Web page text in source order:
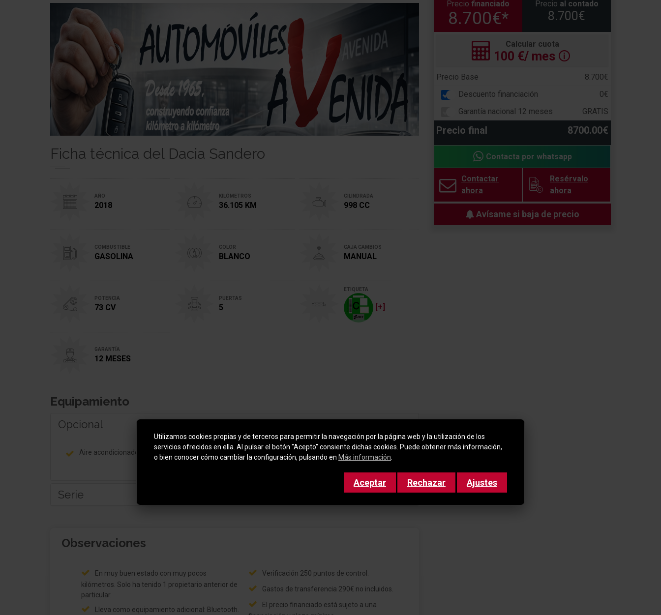
Ficha técnica del Dacia Sandero
AÑO
2018
KILÓMETROS
36.105 KM
CILINDRADA
998 CC
COMBUSTIBLE
GASOLINA
COLOR
BLANCO
CAJA CAMBIOS
MANUAL
POTENCIA
73 CV
PUERTAS
5
ETIQUETA
[+]
GARANTÍA
12 MESES
Equipamiento
Opcional
Aire acondicionado
Serie
Lunas tintado
Indicador de las marchas
Sistema control presión neumáticos
Anclajes Isofix para Asiento para niños en
Caja de cambios 5-marcha
Observaciones
En muy buen estado con muy pocos
kilómetros. Solo ha tenido 1 propietario anterior de
particular.
Lleva como equipamiento adicional: Bluetooth.
Verificación 250 puntos de control.
Gastos de transferencia 290€ no incluidos.
El precio financiado está sujeto a una
Precio financiado
8.700€*
Precio al contado
8.700€
Calcular cuota
100 €/ mes 🛈
Precio Base
8.700€
Descuento financiación
0€
Garantía nacional 12 meses
GRATIS
Precio final 8700.00€
Contacta por whatsapp
Contactar
ahora
Resérvalo
ahora
Avísame si baja de precio
Utilizamos cookies propias y de terceros para permitir la navegación por la página web y la utilización de los
servicios ofrecidos en ella. Al pulsar el botón "Acepto" consiente dichas cookies. Puede obtener más información,
o bien conocer cómo cambiar la configuración, pulsando en Más información
Aceptar Rechazar Ajustes